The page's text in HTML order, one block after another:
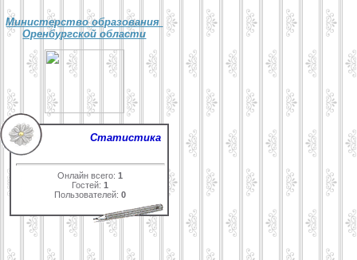
Министерство образования
Оренбургской области
Статистика
Онлайн всего:1
Гостей:1
Пользователей:0